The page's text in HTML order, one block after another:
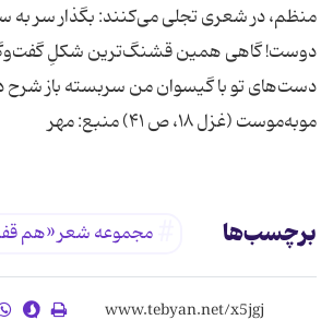
منظم، در شعری تجلی می‌کنند: بگذار سر به
دوست! گاهی همین قشنگ‌ترین شکلِ
دست‌های تو با گیسوان من سربسته باز شرح
موبه‌موست (غزل ۱۸، ص ۴۱) منبع: مهر
برچسب‌ها مجموعه شعر «هم